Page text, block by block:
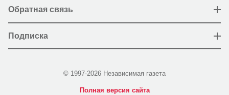
Обратная связь
Подписка
© 1997-2026 Независимая газета
Полная версия сайта